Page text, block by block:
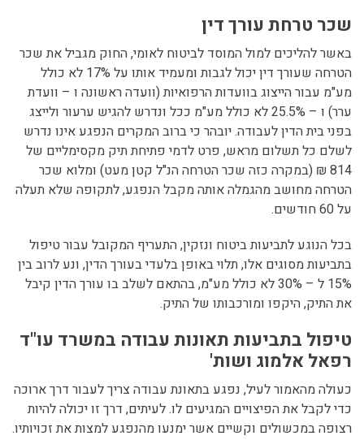
שכר טרחת עורך דין
באשר להליכים למול המוסד לביטוח לאומי, החוק מגביל את שכר
הטרחה שעורך דין יכול לגבות ומעמיד אותו על 17% לא כולל
מע"מ עבור הייצוג בוועדות הרפואיות (וועדה ראשונה ו – וועדת
ערר) ו – 25.5% לא כולל מע"מ ככל ונדרש להגיש ערעור ולייצג
בפני בית הדין לעבודה. יובהר כי ברוב המקרים הנפגע אינו נדרש
לשלם כל תשלום מראש, פרט לדמי פתיחת תיק מקסימליים של
814 ₪ (במקרה כזה שכר הטרחה הנ"ל קטן מעט) ומלוא שכר
הטרחה מחושב מהגמלה אותה מקבל הנפגע, לתקופה שלא תעלה
על 60 חודשים.
בכל הנוגע לתביעות ביטוח ונזקין, התעריף המקובל עבור טיפול
בתביעות מסוגים אלו, תלוי באופן בלעדי בעורך הדין, ונע לרוב בין
15% ל – 30% לא כולל מע"מ, בהתאם לשלב בו עורך הדין קיבל
את התיק, היקפו ומורכבותו של התיק.
טיפול בתביעות תאונות עבודה במשרד עו"ד
רפאל אלמוג ושות'
כעולה מהאמור לעיל, נפגע בתאונת עבודה צריך לעבור דרך ארוכה
כדי לקבל את הפיצויים המגיעים לו. לעיתים, דרך זו יכולה להיות
רצופה במכשולים וקשיים אשר ימנעו מהנפגע למצות את זכויותיו.